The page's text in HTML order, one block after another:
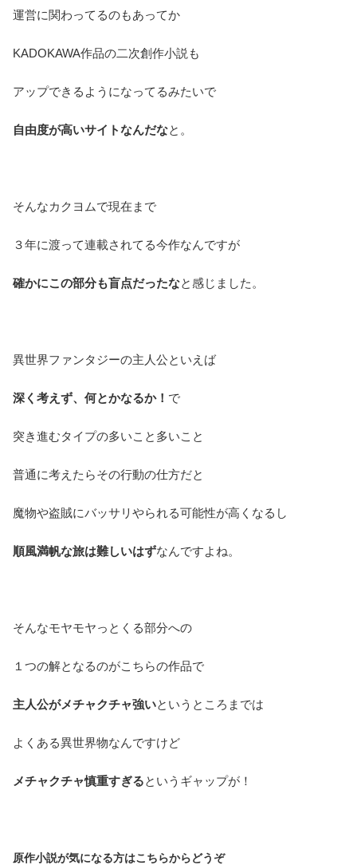
運営に関わってるのもあってか
KADOKAWA作品の二次創作小説も
アップできるようになってるみたいで
自由度が高いサイトなんだなと。
そんなカクヨムで現在まで
３年に渡って連載されてる今作なんですが
確かにこの部分も盲点だったなと感じました。
異世界ファンタジーの主人公といえば
深く考えず、何とかなるか！ で
突き進むタイプの多いこと多いこと
普通に考えたらその行動の仕方だと
魔物や盗賊にバッサリやられる可能性が高くなるし
順風満帆な旅は難しいはずなんですよね。
そんなモヤモヤっとくる部分への
１つの解となるのがこちらの作品で
主人公がメチャクチャ強いというところまでは
よくある異世界物なんですけど
メチャクチャ慎重すぎるというギャップが！
原作小説が気になる方はこちらからどうぞ